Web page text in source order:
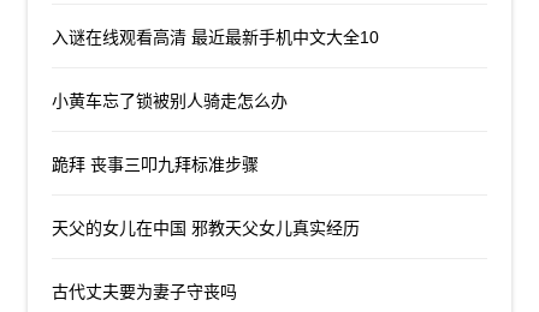
入谜在线观看高清 最近最新手机中文大全10
小黄车忘了锁被别人骑走怎么办
跪拜 丧事三叩九拜标准步骤
天父的女儿在中国 邪教天父女儿真实经历
古代丈夫要为妻子守丧吗